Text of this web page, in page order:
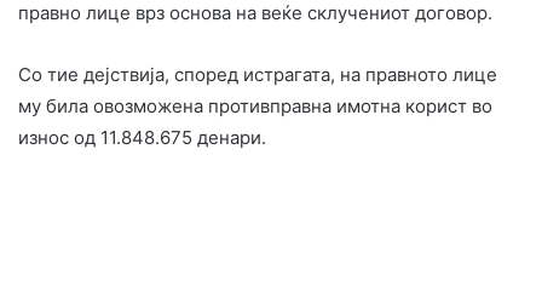
правно лице врз основа на веќе склучениот договор.
Со тие дејствија, според истрагата, на правното лице
му била овозможена противправна имотна корист во
износ од 11.848.675 денари.